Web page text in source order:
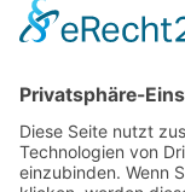
36043 Fulda
Mail:
Ein